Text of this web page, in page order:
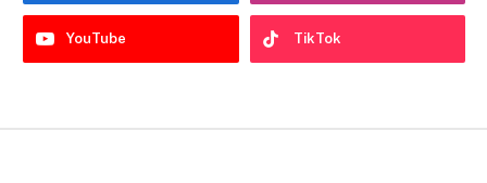
YouTube TikTok